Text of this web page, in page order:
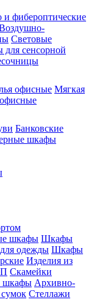
и фибероптические
Световые
для сенсорной
офисные Мягкая
Банковские
шкафы
шкафы Шкафы
одежды Шкафы
Изделия из
Скамейки
шкафы Архивно-
Стеллажи